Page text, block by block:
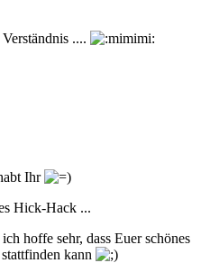
....
Ihr
Hick-Hack ...
hoffe sehr, dass Euer schönes
kann